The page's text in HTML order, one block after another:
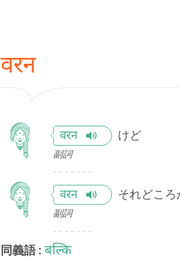
वरन
वरन けど
副詞
वरन それどころ
副詞
同義語 : बल्कि